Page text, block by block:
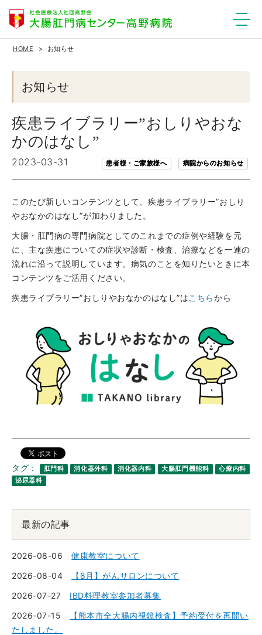
HOME お知らせ
お知らせ
疾患ライブラリー”おしりやおな
かのはなし”
2023-03-31 患者様・ご家族様へ 病院からのお知らせ
このたび新しいコンテンツとして、疾患ライブラリー”おしり
やおなかのはなし”が加わりました。
大腸・肛門病の専門病院としてのこれまでの症例や経験を元
に、主な疾患についての症状や診断・検査、治療などを一連の
流れに沿って説明しています。病気のことを知りたいときに本
コンテンツをご活用ください。
疾患ライブラリー”おしりやおなかのはなし”はこちらから
タグ： 肛門科 消化器外科 消化器内科 大腸肛門機能科
心療内科
泌尿器科
最新の記事
2026-08-06
健康教室について
2026-08-04
【8月】がんサロンについて
2026-07-27
IBD料理教室参加者募集
2026-07-15
【熊本市全大腸内視鏡検査】予約受付を再開い
たしました。